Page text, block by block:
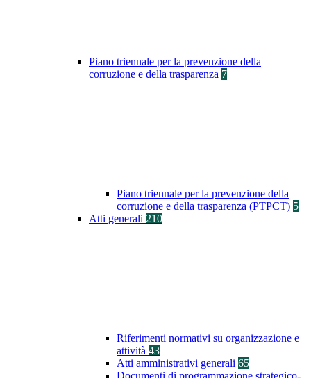
Piano triennale per la prevenzione della
corruzione e della trasparenza 7
Piano triennale per la prevenzione della
corruzione e della trasparenza (PTPCT) 5
Atti generali 210
Riferimenti normativi su organizzazione e
attività 43
Atti amministrativi generali 65